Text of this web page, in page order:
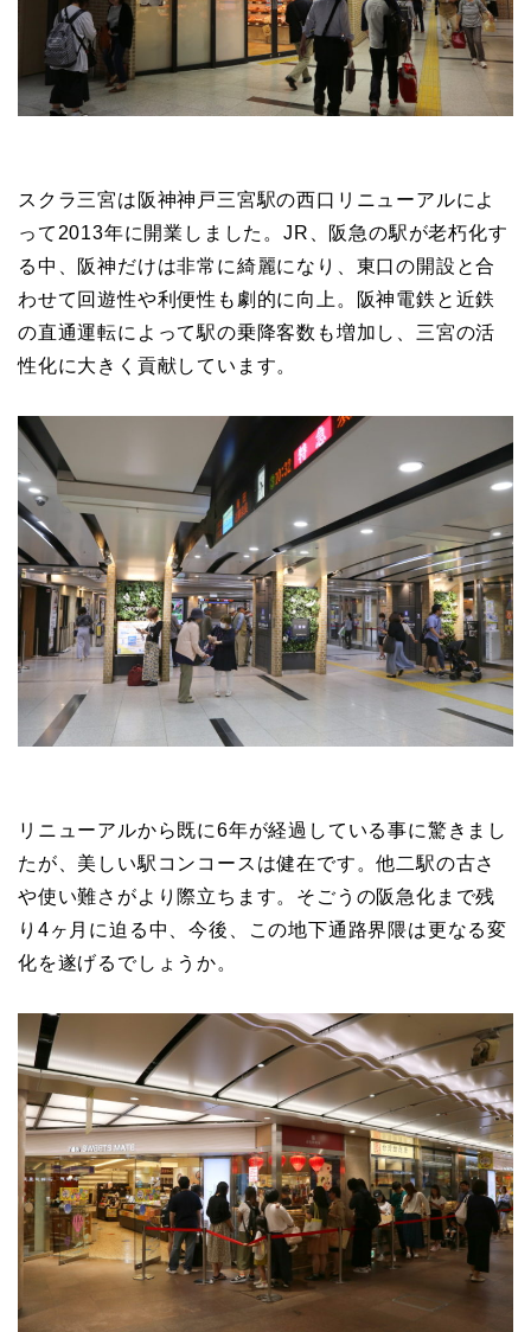
スクラ三宮は阪神神戸三宮駅の西口リニューアルによ
って2013年に開業しました。JR、阪急の駅が老朽化す
る中、阪神だけは非常に綺麗になり、東口の開設と合
わせて回遊性や利便性も劇的に向上。阪神電鉄と近鉄
の直通運転によって駅の乗降客数も増加し、三宮の活
性化に大きく貢献しています。
リニューアルから既に6年が経過している事に驚きまし
たが、美しい駅コンコースは健在です。他二駅の古さ
や使い難さがより際立ちます。そごうの阪急化まで残
り4ヶ月に迫る中、今後、この地下通路界隈は更なる変
化を遂げるでしょうか。